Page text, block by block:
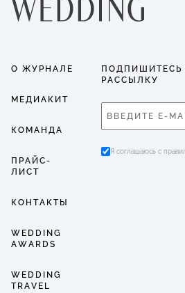
О ЖУРНАЛЕ
МЕДИАКИТ
КОМАНДА
ПРАЙС-
ЛИСТ
КОНТАКТЫ
WEDDING
AWARDS
WEDDING
TRAVEL
РАССЫЛКУ
Я соглашаюсь с